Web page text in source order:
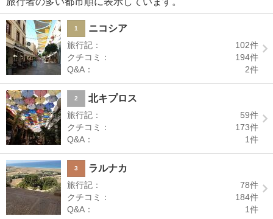
1 ニコシア
旅行記： 102件
クチコミ：
194件
Q&A：
2件
2 北キプロス
旅行記： 59件
クチコミ：
173件
Q&A：
1件
3 ラルナカ
旅行記： 78件
クチコミ：
184件
Q&A：
1件